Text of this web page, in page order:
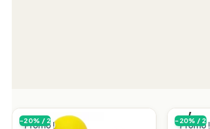
-20% / 2
Promo !
-20% / 2
Promo !